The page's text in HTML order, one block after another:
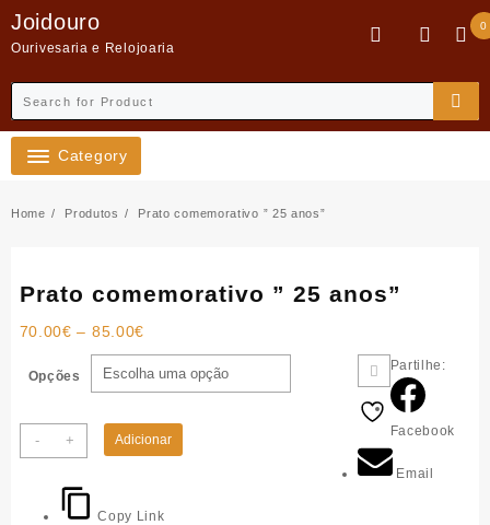
content
Joidouro
Ourivesaria e Relojoaria
0
Category
Home Produtos Prato comemorativo ” 25 anos”
Prato comemorativo ” 25 anos”
70.00€ – 85.00€
range:
70.00€
through
85.00€
Opções
-
Quantidade
de
+ Adicionar
Partilhe:
Facebook
Email
Copy Link